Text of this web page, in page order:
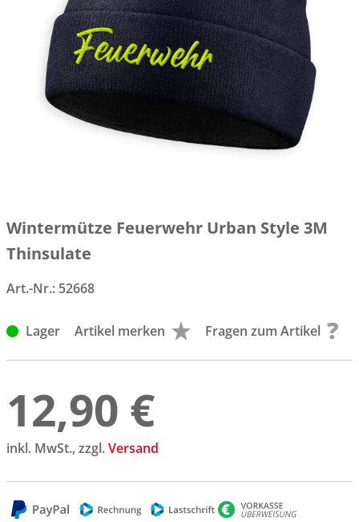
Wintermütze Feuerwehr Urban Style 3M
Thinsulate
Art.-Nr.: 52668
Lager Artikel merken Fragen zum Artikel
12,90 €
inkl. MwSt., zzgl.Versand